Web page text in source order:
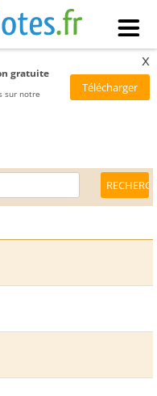
gratuite
sur notre
x